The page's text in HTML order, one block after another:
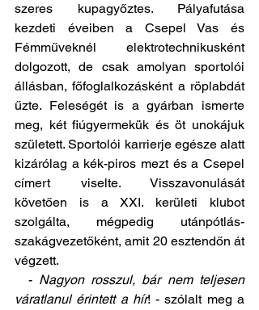
szeres kupagyőztes. Pályafutása
kezdeti éveiben a Csepel Vas és
Fémműveknél elektrotechnikusként
dolgozott, de csak amolyan sportolói
állásban, főfoglalkozásként a röplabdát
űzte. Feleségét is a gyárban ismerte
meg, két fiúgyermekük és öt unokájuk
született. Sportolói karrierje egésze alatt
kizárólag a kék-piros mezt és a Csepel
címert viselte. Visszavonulását
követően is a XXI. kerületi klubot
szolgálta, mégpedig utánpótlás-
szakágvezetőként, amit 20 esztendőn át
végzett.
  -
Nagyon rosszul, bár nem teljesen
váratlanul érintett a hír! - szólalt meg a